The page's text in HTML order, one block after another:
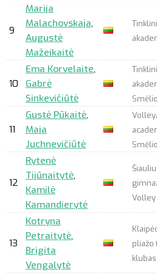
9
Marija
Malachovskaja,
Augustė
Mažeikaitė
10
Ema Korvelaite,
Gabrė
Sinkevičiūtė
11
Gustė Pūkaitė,
Maja
Juchnevičiūtė
12
Rytenė
Tijūnaitytė,
Kamilė
Kamandierytė
Volley
13
Kotryna
Petraitytė,
Brigita
Vengalytė
pliažo
klubas